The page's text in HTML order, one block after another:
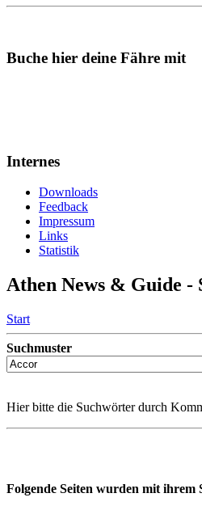
Buche hier deine Fähre mit
Internes
Downloads
Feedback
Impressum
Links
Statistik
Athen News & Guide -
Start
Suchmuster
Hier bitte die Suchwörter durch
Folgende Seiten wurden mit ihrem